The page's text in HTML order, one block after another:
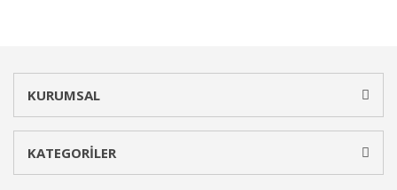
KURUMSAL
KATEGORİLER